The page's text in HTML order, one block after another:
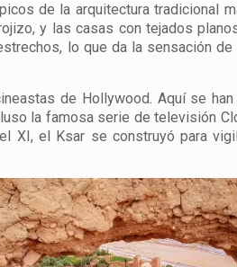
de la arquitectura tradicional
y las casas con tejados
lo que da la sensación
de Hollywood. Aquí se
la famosa serie de televisión
XI, el Ksar se construyó para